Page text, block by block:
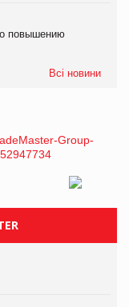
повышению
Всі новини